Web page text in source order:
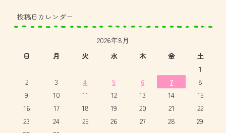
投稿日カレンダー
2026年8月
日
月 火 水 木 金
土
1
2
3 4 5 6 7
8
9
10 11 12 13 14
15
16
17 18 19 20 21
22
23
24 25 26 27 28
29